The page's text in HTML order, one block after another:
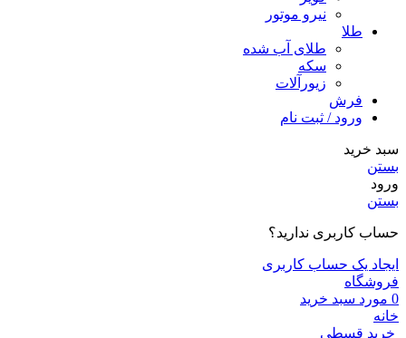
نیرو موتور
طلا
طلای آب شده
سکه
زیورآلات
فرش
ورود / ثبت نام
سبد خرید
بستن
ورود
بستن
حساب کاربری ندارید؟
ایجاد یک حساب کاربری
فروشگاه
0 مورد سبد خرید
خانه
خرید قسطی